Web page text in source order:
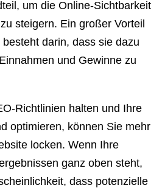
um die Online-Sichtbarkeit
steigern. Ein großer Vorteil
darin, dass sie dazu
und Gewinne zu
Richtlinien halten und Ihre
optimieren, können Sie mehr
locken. Wenn Ihre
ganz oben steht,
dass potenzielle